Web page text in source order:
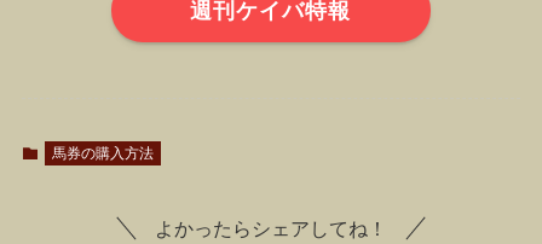
週刊ケイバ特報
馬券の購入方法
よかったらシェアしてね！